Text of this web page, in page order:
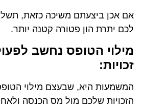
אם אכן ביצעתם משיכה כזאת,
לכם יתרת הון פטורה קטנה יותר.
מילוי הטופס נחשב
זכויות:
המשמעות היא, שבעצם מילוי
הזכויות שלכם מול מס הכנסה